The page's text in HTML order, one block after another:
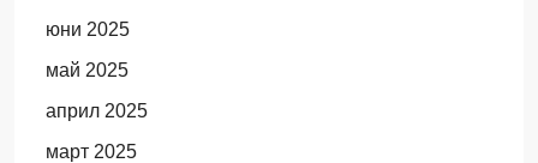
юни 2025
май 2025
април 2025
март 2025